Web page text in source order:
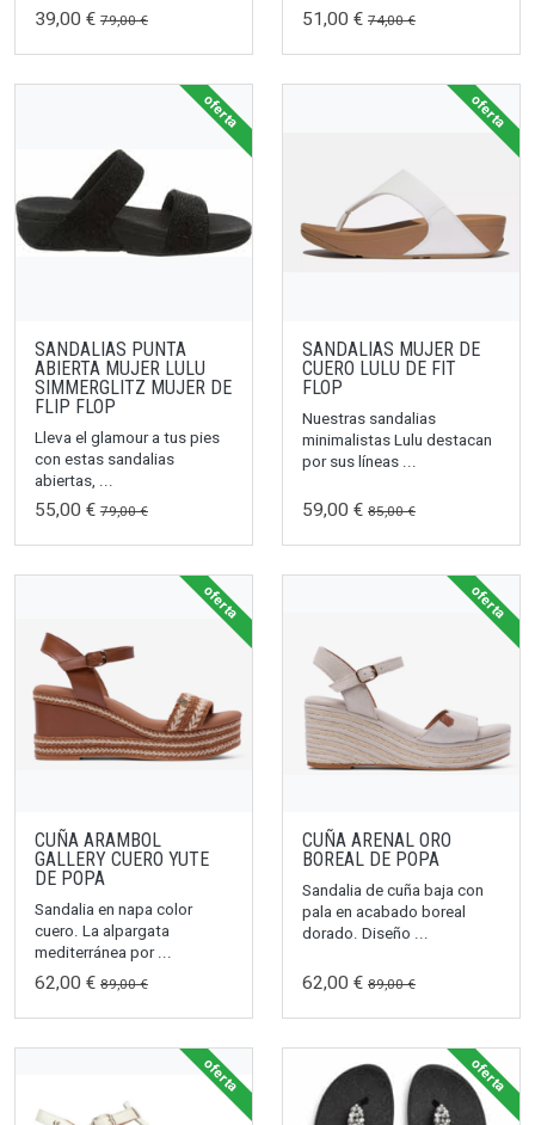
39,00 € 79,00 € 51,00 € 74,00 €
SANDALIAS PUNTA
ABIERTA MUJER LULU
SIMMERGLITZ MUJER DE
FLIP FLOP
Lleva el glamour a tus pies
con estas sandalias
abiertas, ...
55,00 € 79,00 €
oferta
SANDALIAS MUJER DE
CUERO LULU DE FIT
FLOP
Nuestras sandalias
minimalistas Lulu destacan
por sus líneas ...
59,00 € 85,00 €
oferta
CUÑA ARAMBOL
GALLERY CUERO YUTE
DE POPA
Sandalia en napa color
cuero. La alpargata
mediterránea por ...
62,00 € 89,00 €
oferta
CUÑA ARENAL ORO
BOREAL DE POPA
Sandalia de cuña baja con
pala en acabado boreal
dorado. Diseño ...
62,00 € 89,00 €
oferta
oferta oferta